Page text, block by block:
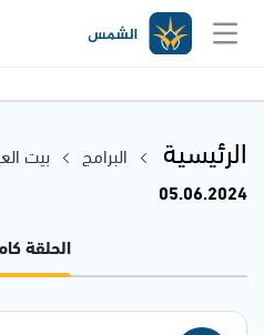
الرئيسية البرامج بيت
05.06.2024
الحلقة